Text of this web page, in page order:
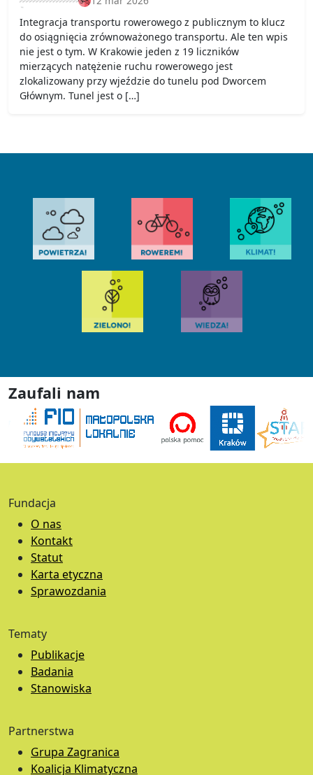
Integracja transportu rowerowego z publicznym to klucz
do osiągnięcia zrównoważonego transportu. Ale ten wpis
nie jest o tym. W Krakowie jeden z 19 liczników
mierzących natężenie ruchu rowerowego jest
zlokalizowany przy wjeździe do tunelu pod Dworcem
Głównym. Tunel jest o […]
Zaufali nam
Fundacja
O nas
Kontakt
Statut
Karta etyczna
Sprawozdania
Tematy
Publikacje
Badania
Stanowiska
Partnerstwa
Grupa Zagranica
Koalicja Klimatyczna